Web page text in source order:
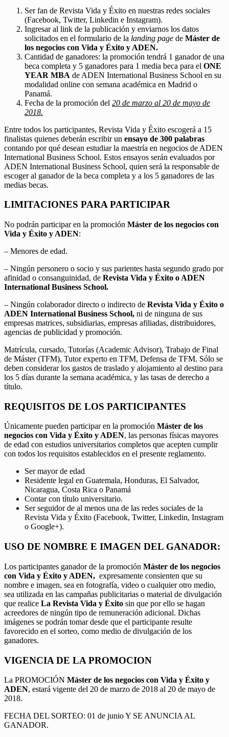
Ser fan de Revista Vida y Éxito en nuestras redes sociales
(Facebook, Twitter, Linkedin e Instagram).
Ingresar al link de la publicación y enviarnos los datos
solicitados en el formulario de la landing page de Máster de
los negocios con Vida y Éxito y ADEN.
Cantidad de ganadores: la promoción tendrá 1 ganador de una
beca completa y 5 ganadores para 1 media beca para el ONE
YEAR MBA de ADEN International Business School en su
modalidad online con semana académica en Madrid o
Panamá.
Fecha de la promoción del 20 de marzo al 20 de mayo de
2018.
Entre todos los participantes, Revista Vida y Éxito escogerá a 15
finalistas quienes deberán escribir un ensayo de 300 palabras
contando por qué desean estudiar la maestría en negocios de ADEN
International Business School. Estos ensayos serán evaluados por
ADEN International Business School, quien será la responsable de
escoger al ganador de la beca completa y a los 5 ganadores de las
medias becas.
LIMITACIONES PARA PARTICIPAR
No podrán participar en la promoción Máster de los negocios con
Vida y Éxito y ADEN:
– Menores de edad.
– Ningún personero o socio y sus parientes hasta segundo grado por
afinidad o consanguinidad, de Revista Vida y Éxito o ADEN
International Business School.
– Ningún colaborador directo o indirecto de Revista Vida y Éxito o
ADEN International Business School, ni de ninguna de sus
empresas matrices, subsidiarias, empresas afiliadas, distribuidores,
agencias de publicidad y promoción.
Matrícula, cursado, Tutorías (Academic Advisor), Trabajo de Final
de Máster (TFM), Tutor experto en TFM, Defensa de TFM. Sólo se
deben considerar los gastos de traslado y alojamiento al destino para
los 5 días durante la semana académica, y las tasas de derecho a
título.
REQUISITOS DE LOS PARTICIPANTES
Únicamente pueden participar en la promoción Máster de los
negocios con Vida y Éxito y ADEN, las personas físicas mayores
de edad con estudios universitarios completos que acepten cumplir
con todos los requisitos establecidos en el presente reglamento.
Ser mayor de edad
Residente legal en Guatemala, Honduras, El Salvador,
Nicaragua, Costa Rica o Panamá
Contar con título universitario.
Ser seguidor de al menos una de las redes sociales de la
Revista Vida y Éxito (Facebook, Twitter, Linkedin, Instagram
o Google+).
USO DE NOMBRE E IMAGEN DEL GANADOR:
Los participantes ganador de la promoción Máster de los negocios
con Vida y Éxito y ADEN, expresamente consienten que su
nombre e imagen, sea en fotografía, video o cualquier otro medio,
sea utilizada en las campañas publicitarias o material de divulgación
que realice La Revista Vida y Éxito sin que por ello se hagan
acreedores de ningún tipo de remuneración adicional. Dichas
imágenes se podrán tomar desde que el participante resulte
favorecido en el sorteo, como medio de divulgación de los
ganadores.
VIGENCIA DE LA PROMOCION
La PROMOCIÓN Máster de los negocios con Vida y Éxito y
ADEN, estará vigente del 20 de marzo de 2018 al 20 de mayo de
2018.
FECHA DEL SORTEO: 01 de junio Y SE ANUNCIA AL
GANADOR.